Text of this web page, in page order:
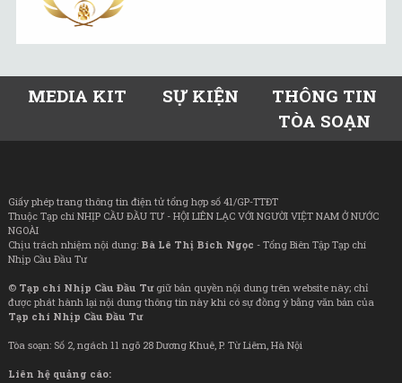
MEDIA KIT SỰ KIỆN
THÔNG TIN
TÒA SOẠN
Giấy phép trang thông tin điện tử tổng hợp số 41/GP-TTĐT
Thuộc Tạp chí NHỊP CẦU ĐẦU TƯ - HỘI LIÊN LẠC VỚI NGƯỜI VIỆT NAM Ở NƯỚC
NGOÀI
Chịu trách nhiệm nội dung: Bà Lê Thị Bích Ngọc - Tổng Biên Tập Tạp chí
Nhịp Cầu Đầu Tư
© Tạp chí Nhịp Cầu Đầu Tưgiữ bản quyền nội dung trên website này; chỉ
được phát hành lại nội dung thông tin này khi có sự đồng ý bằng văn bản của
Tạp chí Nhịp Cầu Đầu Tư
Tòa soạn: Số 2, ngách 11 ngõ 28 Dương Khuê, P. Từ Liêm, Hà Nội
Liên hệ quảng cáo: